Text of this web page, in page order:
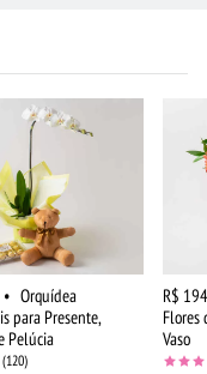
• Orquídea
para Presente,
Pelúcia
(120)
R$
Flores
Vaso